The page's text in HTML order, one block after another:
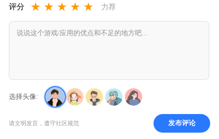
评分 ★ ★ ★ ★ ★ 力荐
选择头像:
请文明发言，遵守社区规范 发布评论